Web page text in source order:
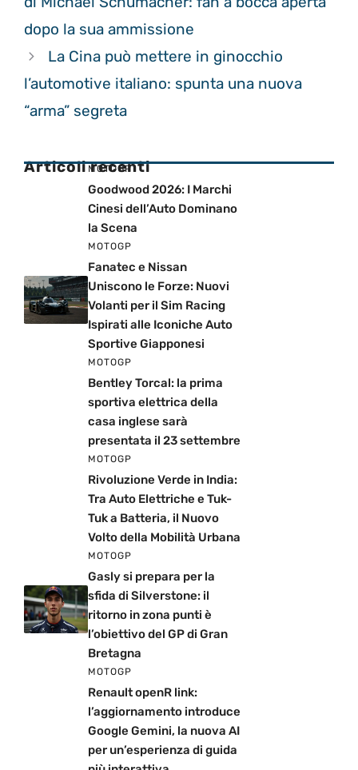
dopo la sua ammissione
La Cina può mettere in ginocchio
l’automotive italiano: spunta una nuova
“arma” segreta
Articoli recenti
MOTOGP
Goodwood 2026: I Marchi
Cinesi dell’Auto Dominano
la Scena
MOTOGP
Fanatec e Nissan
Uniscono le Forze: Nuovi
Volanti per il Sim Racing
Ispirati alle Iconiche Auto
Sportive Giapponesi
MOTOGP
Bentley Torcal: la prima
sportiva elettrica della
casa inglese sarà
presentata il 23 settembre
MOTOGP
Rivoluzione Verde in India:
Tra Auto Elettriche e Tuk-
Tuk a Batteria, il Nuovo
Volto della Mobilità Urbana
MOTOGP
Gasly si prepara per la
sfida di Silverstone: il
ritorno in zona punti è
l’obiettivo del GP di Gran
Bretagna
MOTOGP
Renault openR link:
l’aggiornamento introduce
Google Gemini, la nuova AI
per un’esperienza di guida